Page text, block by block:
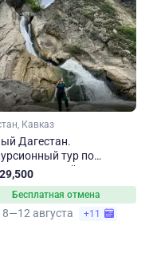
Кавказ
Дагестан.
тур по
на 5 дней
Бесплатная отмена
8—12 августа +11